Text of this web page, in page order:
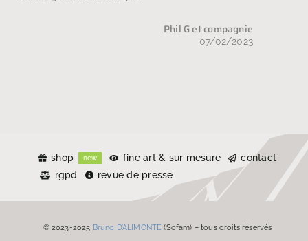
Phil G et compagnie
07/02/2023
shop new fine art & sur mesure
contact
rgpd
revue de presse
© 2023-2025 Bruno D’ALIMONTE (Sofam) – tous droits réservés